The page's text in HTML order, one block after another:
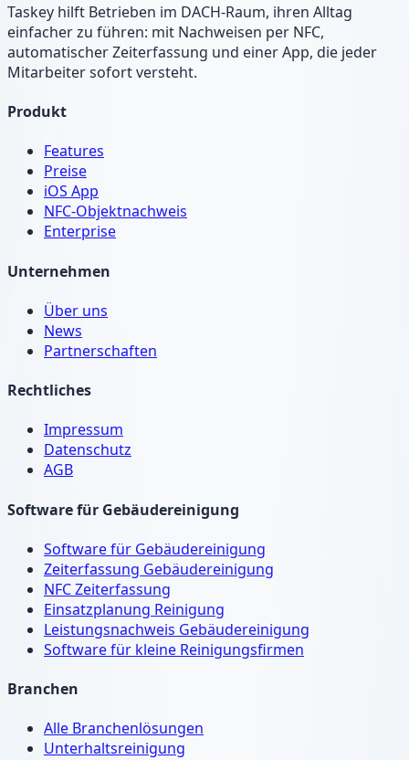
Taskey hilft Betrieben im DACH-Raum, ihren Alltag
einfacher zu führen: mit Nachweisen per NFC,
automatischer Zeiterfassung und einer App, die jeder
Mitarbeiter sofort versteht.
Produkt
Features
Preise
iOS App
NFC-Objektnachweis
Enterprise
Unternehmen
Über uns
News
Partnerschaften
Rechtliches
Impressum
Datenschutz
AGB
Software für Gebäudereinigung
Software für Gebäudereinigung
Zeiterfassung Gebäudereinigung
NFC Zeiterfassung
Einsatzplanung Reinigung
Leistungsnachweis Gebäudereinigung
Software für kleine Reinigungsfirmen
Branchen
Alle Branchenlösungen
Unterhaltsreinigung